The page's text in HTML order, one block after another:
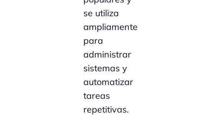
se utiliza
ampliamente
para
administrar
sistemas y
automatizar
tareas
repetitivas.